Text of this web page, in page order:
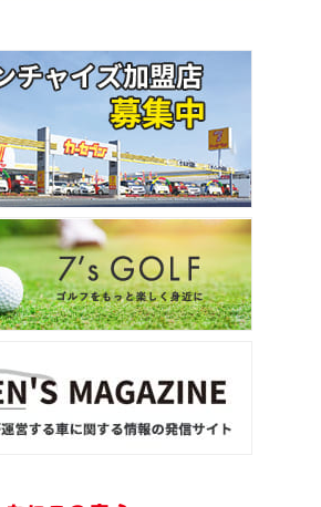
ホンダ
ステップワゴン
2位
トヨタ
アルファード
3位
ヴォクシー